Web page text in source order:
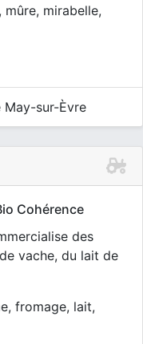
mirabelle,
May-sur-Èvre
Cohérence
des
vache, du lait de
fromage, lait,